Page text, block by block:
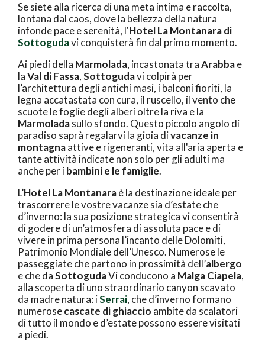
Se siete alla ricerca di una meta intima e raccolta,
lontana dal caos, dove la bellezza della natura
infonde pace e serenità, l'Hotel La Montanara di
Sottogudavi conquisterà fin dal primo momento.
Ai piedi della Marmolada, incastonata traArabbae
laVal di Fassa,Sottogudavi colpirà per
l’architettura degli antichi masi, i balconi fioriti, la
legna accatastata con cura, il ruscello, il vento che
scuote le foglie degli alberi oltre la riva e la
Marmoladasullo sfondo. Questo piccolo angolo di
paradiso saprà regalarvi la gioia divacanze in
montagnaattive e rigeneranti, vita all'aria aperta e
tante attività indicate non solo per gli adulti ma
anche per ibambini e le famiglie.
L’Hotel La Montanaraè la destinazione ideale per
trascorrere le vostre vacanze sia d’estate che
d’inverno: la sua posizione strategica vi consentirà
di godere di un’atmosfera di assoluta pace e di
vivere in prima persona l’incanto delle Dolomiti,
Patrimonio Mondiale dell’Unesco. Numerose le
passeggiate che partono in prossimità dell’albergo
e che daSottogudaVi conducono a Malga Ciapela,
alla scoperta di uno straordinario canyon scavato
da madre natura: iSerrai, che d’inverno formano
numerosecascate di ghiaccio ambite da scalatori
di tutto il mondo e d’estate possono essere visitati
a piedi.